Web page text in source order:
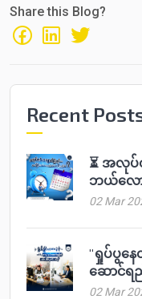
Share this Blog?
Recent
⏳ အလုပ်
ဘယ်လော
02 Mar
"ရှုပ်ပွန
ဆောင်ရ
02 Mar